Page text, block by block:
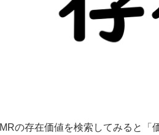
MRの存在価値を検索してみると「